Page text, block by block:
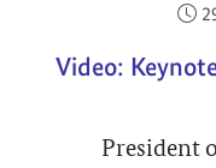
Video:
President